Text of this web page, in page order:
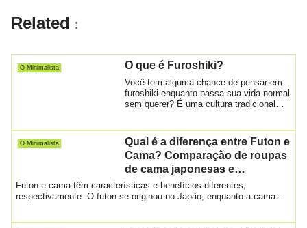
o
k
Related :
O Minimalista O que é Furoshiki?
Você tem alguma chance de pensar em
furoshiki enquanto passa sua vida normal
sem querer? É uma cultura tradicional
O Minimalista
Qual é a diferença entre Futon e
Cama? Comparação de roupas
de cama japonesas e
ocidentais
Futon e cama têm características e benefícios diferentes,
respectivamente. O futon se originou no Japão, enquanto a cama...